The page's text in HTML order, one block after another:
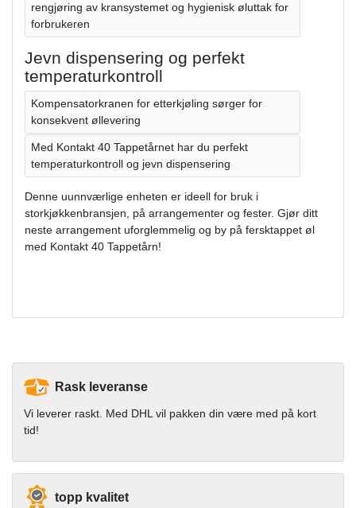
rengjøring av kransystemet og hygienisk øluttak for
forbrukeren
Jevn dispensering og perfekt
temperaturkontroll
Kompensatorkranen for etterkjøling sørger for
konsekvent øllevering
Med Kontakt 40 Tappetårnet har du perfekt
temperaturkontroll og jevn dispensering
Denne uunnværlige enheten er ideell for bruk i
storkjøkkenbransjen, på arrangementer og fester. Gjør ditt
neste arrangement uforglemmelig og by på fersktappet øl
med Kontakt 40 Tappetårn!
Rask leveranse
Vi leverer raskt. Med DHL vil pakken din være med på kort
tid!
topp kvalitet